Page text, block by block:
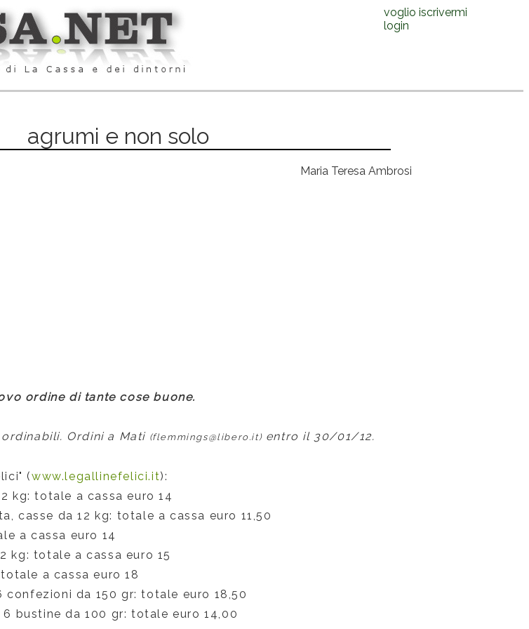
voglio iscrivermi
login
agrumi e non solo
Maria Teresa Ambrosi
ordine di tante cose buone.
Ordini a Mati (flemmings@libero.it)entro il 30/01/12.
(www.legallinefelici.it):
kg: totale a cassa euro 14
casse da 12 kg: totale a cassa euro 11,50
a cassa euro 14
kg: totale a cassa euro 15
a cassa euro 18
da 150 gr: totale euro 18,50
bustine da 100 gr: totale euro 14,00